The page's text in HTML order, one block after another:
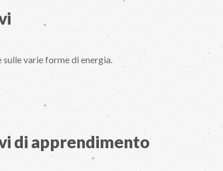
sulle varie forme di energia.
di apprendimento